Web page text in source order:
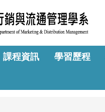
課程資訊 學習歷程